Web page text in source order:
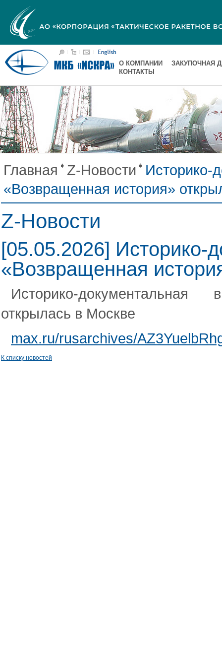
О КОМПАНИИ
ЗАКУПОЧНАЯ
КОНТАКТЫ
Главная Z-Новости
«Возвращенная история»
Z-Новости
[05.05.2026] Историко-
«Возвращенная
Историко-
открылась в Москве
max.ru/rusarchives/
К списку новостей